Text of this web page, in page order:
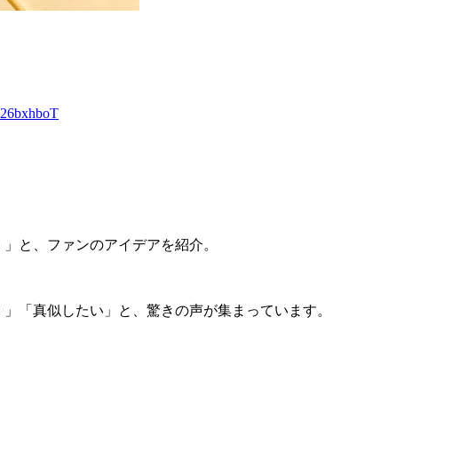
と、ファンのアイデアを紹介。
「真似したい」と、驚きの声が集まっています。